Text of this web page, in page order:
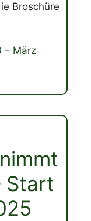
Broschüre
– März
Start